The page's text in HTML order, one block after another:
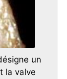
un
la valve